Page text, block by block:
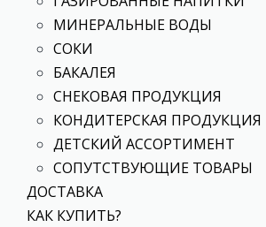
МИНЕРАЛЬНЫЕ ВОДЫ
СОКИ
БАКАЛЕЯ
СНЕКОВАЯ ПРОДУКЦИЯ
КОНДИТЕРСКАЯ ПРОДУКЦИЯ
ДЕТСКИЙ АССОРТИМЕНТ
СОПУТСТВУЮЩИЕ ТОВАРЫ
ДОСТАВКА
КАК КУПИТЬ?